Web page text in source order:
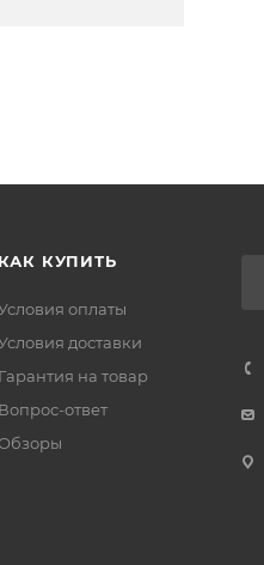
КАК КУПИТЬ
оплаты
доставки
Гарантия на товар
Вопрос-ответ